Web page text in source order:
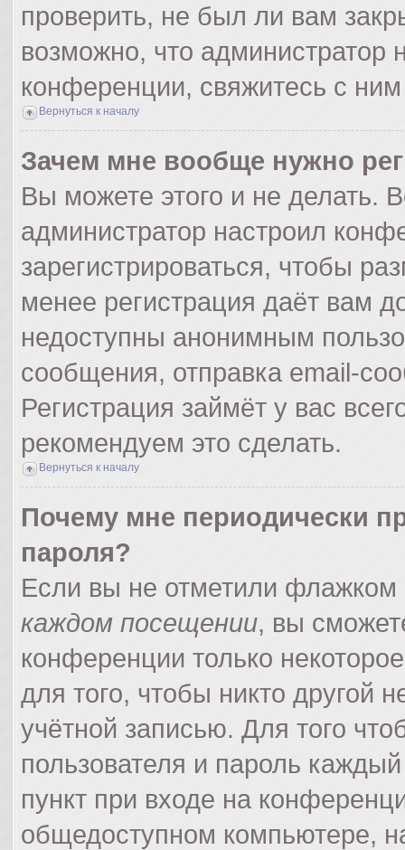
проверить, не был ли вам
возможно, что администратор
конференции, свяжитесь с
Вернуться к началу
Зачем мне вообще нужно
Вы можете этого и не делать.
администратор настроил
зарегистрироваться, чтобы
менее регистрация даёт вам
недоступны анонимным
сообщения, отправка email-
Регистрация займёт у вас
рекомендуем это сделать.
Вернуться к началу
Почему мне периодически
пароля?
Если вы не отметили флажком
каждом посещении, вы
конференции только
для того, чтобы никто другой
учётной записью. Для того
пользователя и пароль
пункт при входе на
общедоступном компьютере,